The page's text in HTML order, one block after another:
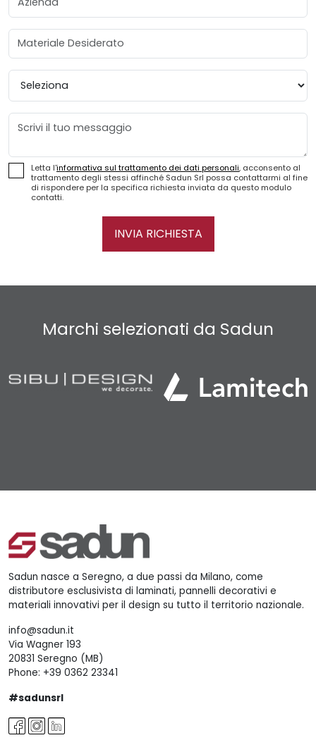
Materiale Desiderato
Provincia
Messaggio
Letta l'informativa sul trattamento dei dati personali, acconsento al
trattamento degli stessi affinché Sadun Srl possa contattarmi al fine
di rispondere per la specifica richiesta inviata da questo modulo
contatti.
INVIA RICHIESTA
Marchi selezionati da Sadun
Sadun nasce a Seregno, a due passi da Milano, come
distributore esclusivista di laminati, pannelli decorativi e
materiali innovativi per il design su tutto il territorio nazionale.
info@sadun.it
Via Wagner 193
20831 Seregno (MB)
Phone: +39 0362 23341
#sadunsrl